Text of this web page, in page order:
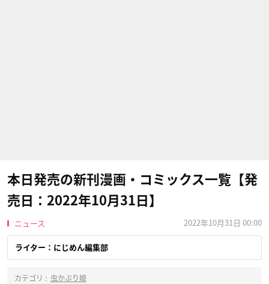
本日発売の新刊漫画・コミックス一覧【発
売日：2022年10月31日】
ニュース 2022年10月31日 00:00
ライター：にじめん編集部
カテゴリ : 虫かぶり姫